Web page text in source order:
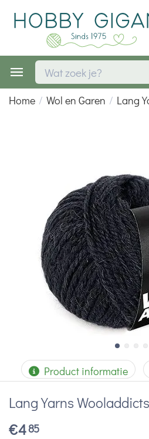
Home / Wol en Garen / Lang
Product informatie
Lang Yarns
€485